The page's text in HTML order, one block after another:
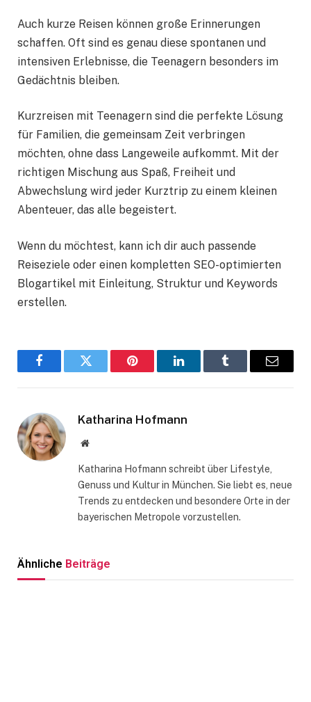
Auch kurze Reisen können große Erinnerungen
schaffen. Oft sind es genau diese spontanen und
intensiven Erlebnisse, die Teenagern besonders im
Gedächtnis bleiben.
Kurzreisen mit Teenagern sind die perfekte Lösung
für Familien, die gemeinsam Zeit verbringen
möchten, ohne dass Langeweile aufkommt. Mit der
richtigen Mischung aus Spaß, Freiheit und
Abwechslung wird jeder Kurztrip zu einem kleinen
Abenteuer, das alle begeistert.
Wenn du möchtest, kann ich dir auch passende
Reiseziele oder einen kompletten SEO-optimierten
Blogartikel mit Einleitung, Struktur und Keywords
erstellen.
FacebookTwitter Pinterest LinkedInTumblr Email
Katharina Hofmann
Website
Katharina Hofmann schreibt über Lifestyle,
Genuss und Kultur in München. Sie liebt es, neue
Trends zu entdecken und besondere Orte in der
bayerischen Metropole vorzustellen.
Ähnliche Beiträge